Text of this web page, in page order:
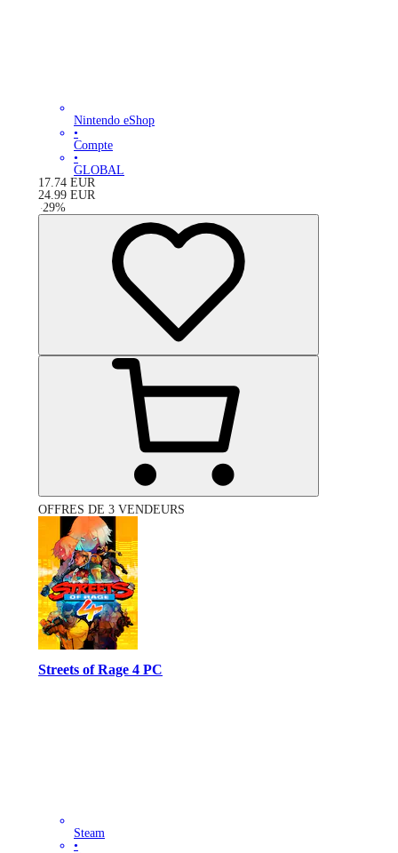
Nintendo eShop
•
Compte
•
GLOBAL
17.74 EUR
24.99 EUR
-29%
OFFRES DE 3 VENDEURS
Streets of Rage 4 PC
Steam
•